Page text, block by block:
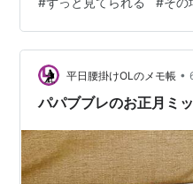
のようなキャンディが並ん
作り出されるアート作品で
若手〜ベテランまで30人
ね、切磋琢磨しながら飴づ
しています。 …
平日腰掛けOLのメモ帳 •
パパブブレのお正月ミ